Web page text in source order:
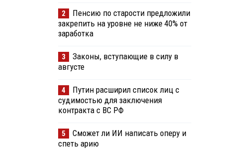
2
Пенсию по старости предложили
закрепить на уровне не ниже 40% от
заработка
3
Законы, вступающие в силу в
августе
4
Путин расширил список лиц с
судимостью для заключения
контракта с ВС РФ
5
Сможет ли ИИ написать оперу и
спеть арию